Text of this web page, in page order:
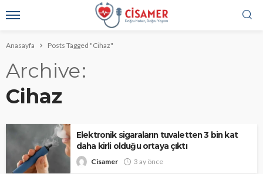
Anasayfa Posts Tagged "Cihaz"
Archive
Cihaz
Elektronik sigaraların tuvaletten 3 bin kat
daha kirli olduğu ortaya çıktı
Cisamer 3 ay önce